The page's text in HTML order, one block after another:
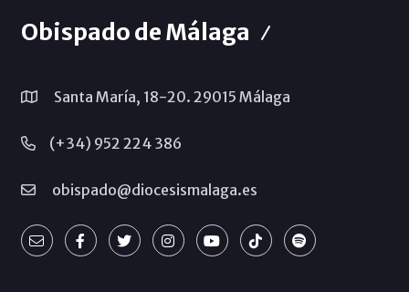
Obispado de Málaga
Santa María, 18-20. 29015 Málaga
(+34) 952 224 386
obispado@diocesismalaga.es